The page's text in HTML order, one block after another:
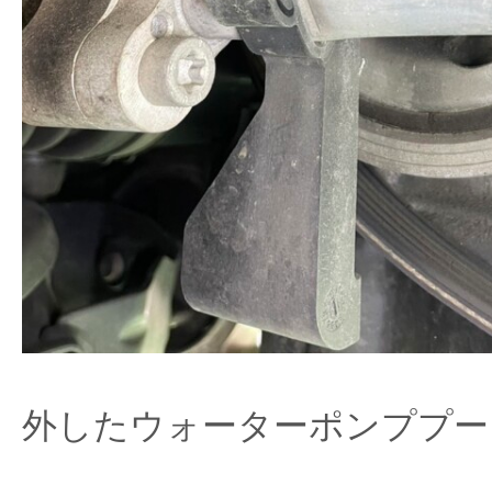
外したウォーターポンププ